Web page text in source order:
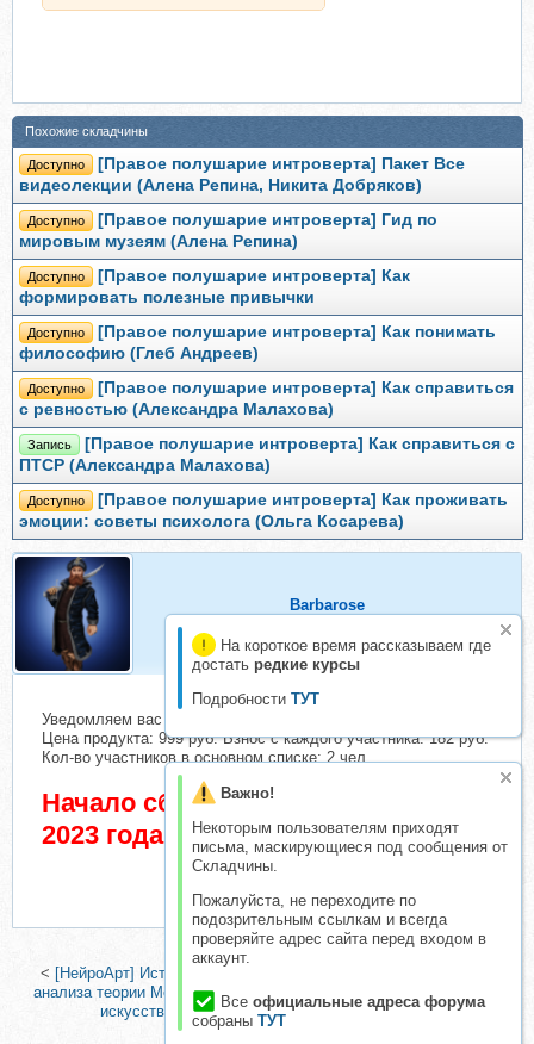
На короткое время рассказываем где
достать редкие курсы
Подробности ТУТ
Важно!
Некоторым пользователям приходят
письма, маскирующиеся под сообщения от
Складчины.
Пожалуйста, не переходите по
подозрительным ссылкам и всегда
проверяйте адрес сайта перед входом в
аккаунт.
Все официальные адреса форума
собраны ТУТ
Похожие складчины
Доступно
[Правое полушарие интроверта] Пакет Все
видеолекции (Алена Репина, Никита Добряков)
Доступно
[Правое полушарие интроверта] Гид по
мировым музеям (Алена Репина)
Доступно
[Правое полушарие интроверта] Как
формировать полезные привычки
Доступно
[Правое полушарие интроверта] Как понимать
философию (Глеб Андреев)
Доступно
[Правое полушарие интроверта] Как справиться
с ревностью (Александра Малахова)
Запись
[Правое полушарие интроверта] Как справиться с
ПТСР (Александра Малахова)
Доступно
[Правое полушарие интроверта] Как проживать
эмоции: советы психолога (Ольга Косарева)
Barbarose
Уведомляем вас о начале сбора взносов.
Цена продукта: 999 руб. Взнос с каждого участника: 182 руб.
Кол-во участников в основном списке: 2 чел.
Начало сбора взносов 13 Апрель
2023 года
< [НейроАрт] История искусства в контексте парадигмального
анализа теории МетаМодерн (Эрика Робертс)
Загадки русского
искусства. Тариф Все лекции (Мария Швец)>